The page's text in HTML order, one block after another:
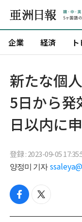
企業 経済
新たな個
5日から発
日以内に申
登録 : 2023-09-05
양정미 기자
f
c
t
i